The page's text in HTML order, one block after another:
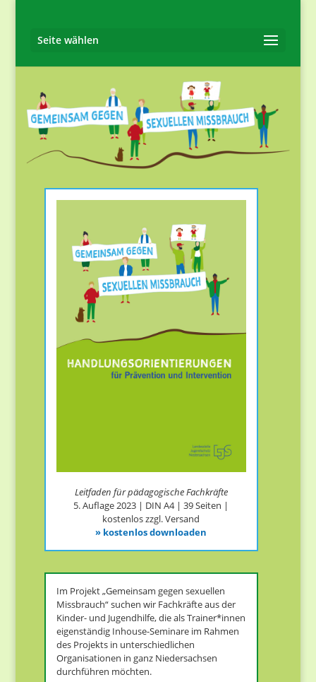
Seite wählen
Leitfaden für pädagogische Fachkräfte
5. Auflage 2023 | DIN A4 | 39 Seiten ​|
kostenlos zzgl. Versand
» kostenlos downloaden
Im Projekt „Gemeinsam gegen sexuellen
Missbrauch“ suchen wir Fachkräfte aus der
Kinder- und Jugendhilfe, die als Trainer*innen
eigenständig Inhouse-Seminare im Rahmen
des Projekts in unterschiedlichen
Organisationen in ganz Niedersachsen
durchführen möchten.